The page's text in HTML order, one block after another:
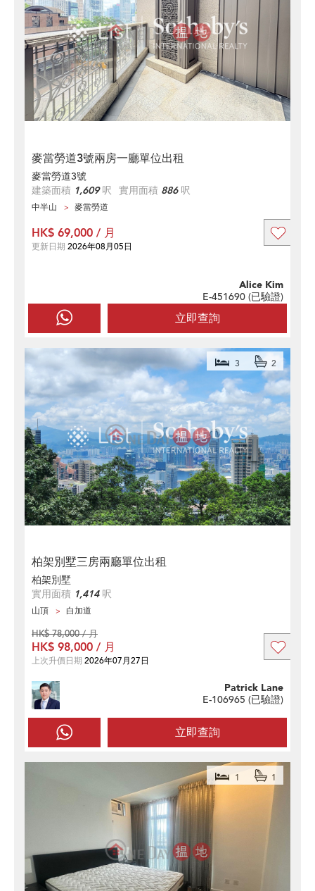
麥當勞道3號兩房一廳單位出租
麥當勞道3號
建築面積 1,609呎 實用面積 886呎
中半山 麥當勞道
立即查詢
Alice Kim
E-451690 (已驗證)
HK$ 69,000 / 月
更新日期 2026年08月05日
柏架別墅三房兩廳單位出租
3 2
柏架別墅
實用面積 1,414呎
山頂 白加道
立即查詢
Patrick Lane
E-106965 (已驗證)
HK$ 78,000 / 月
HK$ 98,000 / 月
上次升價日期 2026年07月27日
1 1